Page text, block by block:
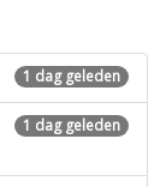
1 dag geleden
1 dag geleden